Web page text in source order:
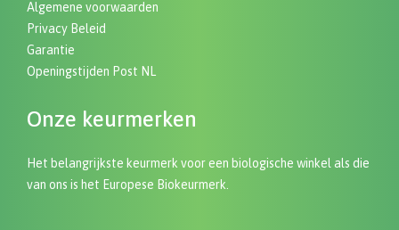
Algemene voorwaarden
Privacy Beleid
Garantie
Openingstijden Post NL
Onze keurmerken
Het belangrijkste keurmerk voor een biologische winkel als die
van ons is het Europese Biokeurmerk.